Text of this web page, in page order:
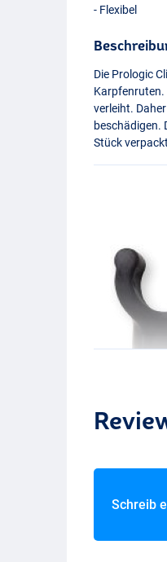
- Flexibel
Die Prologic
Karpfenruten.
verleiht.
beschädigen.
Stück
Schreib